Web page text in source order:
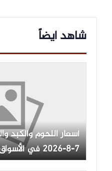
شاهد ايضاً
أسعار اللحوم والكبد
7-8-2026 في الأسواق -جريدة المال